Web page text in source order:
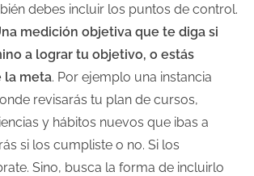
debes incluir los puntos de control.
medición objetiva que te diga si
a lograr tu objetivo, o estás
la meta. Por ejemplo una instancia
revisarás tu plan de cursos,
y hábitos nuevos que ibas a
si los cumpliste o no. Si los
Sino, busca la forma de incluirlo